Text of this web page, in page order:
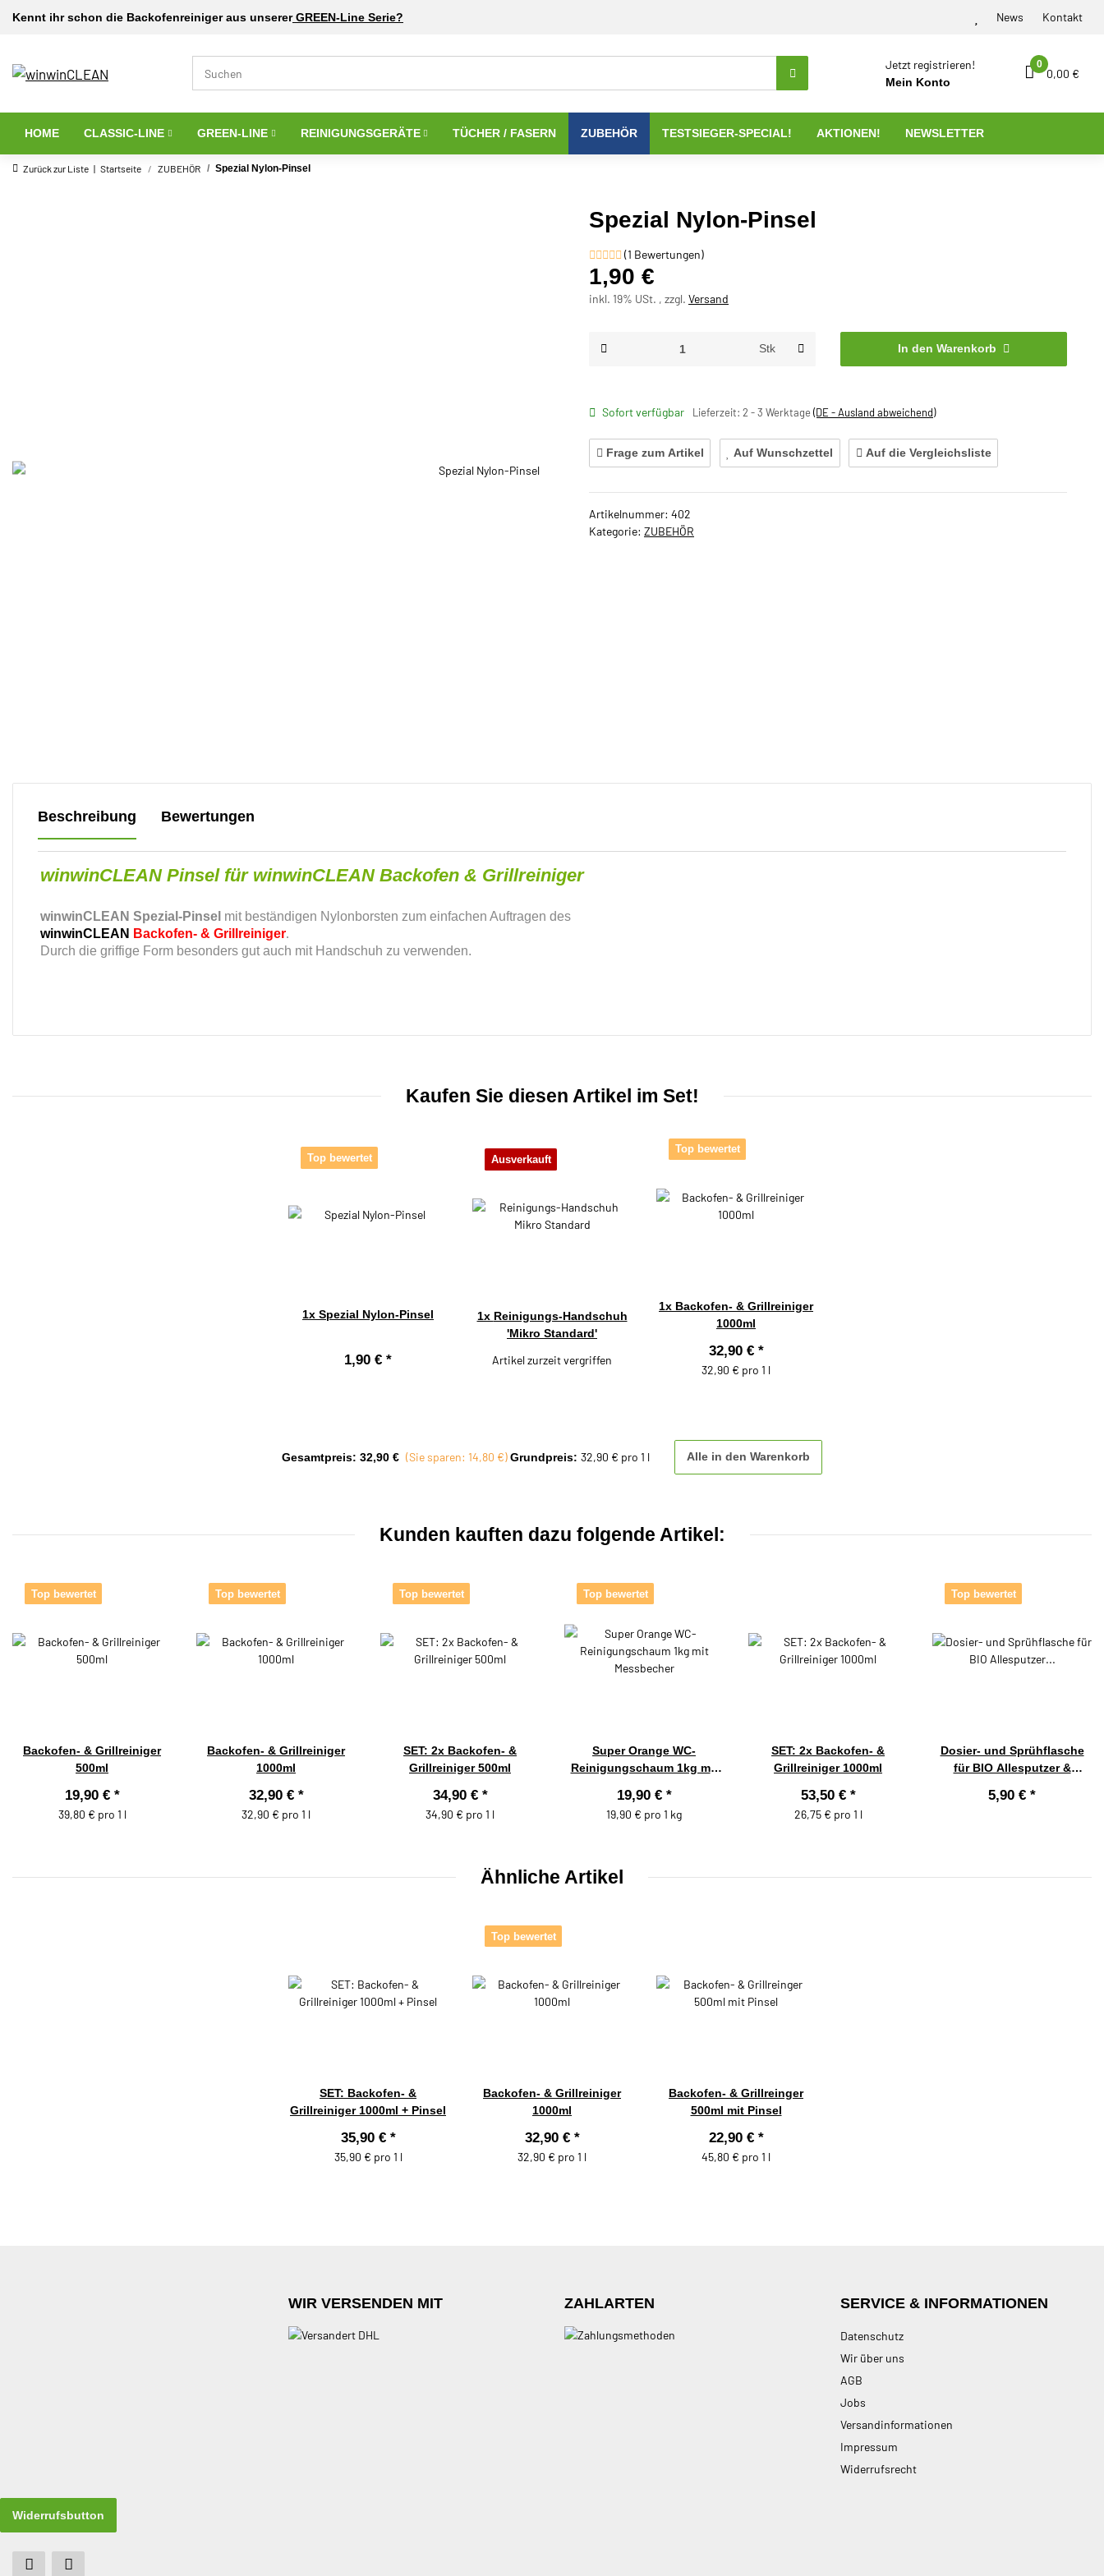
News Kontakt
Kennt ihr schon die Backofenreiniger aus unsererGREEN-Line Serie?
Jetzt registrieren!
Mein Konto
0
0,00 €
CLASSIC-LINE GREEN-LINE REINIGUNGSGERÄTE TÜCHER / FASERN ZUBEHÖR TESTSIEGER-SPECIAL! AKTIONEN!
HOME NEWSLETTER
Zurück zur Liste Startseite ZUBEHÖR Spezial Nylon-Pinsel
Spezial Nylon-Pinsel
(1 Bewertungen)
1,90 €
inkl. 19% USt. , zzgl. Versand
Stk In den Warenkorb
Sofort verfügbar Lieferzeit: 2 - 3 Werktage (DE - Ausland abweichend)
Frage zum Artikel Auf Wunschzettel Auf die Vergleichsliste
Artikelnummer: 402
Kategorie: ZUBEHÖR
Beschreibung Bewertungen
winwinCLEAN Pinsel für winwinCLEAN Backofen & Grillreiniger
winwinCLEAN Spezial-Pinsel mit beständigen Nylonborsten zum einfachen Auftragen des
winwinCLEAN Backofen- & Grillreiniger.
Durch die griffige Form besonders gut auch mit Handschuh zu verwenden.
Kaufen Sie diesen Artikel im Set!
Top bewertet
1x Spezial Nylon-Pinsel
1,90 € *
Ausverkauft
1x Reinigungs-Handschuh
'Mikro Standard'
Artikel zurzeit vergriffen
Top bewertet
1x Backofen- & Grillreiniger
1000ml
32,90 € *
32,90 € pro 1 l
Gesamtpreis:32,90 € (Sie sparen: 14,80 €)Grundpreis: 32,90 € pro 1 l Alle in den Warenkorb
Kunden kauften dazu folgende Artikel:
Top bewertet
Backofen- & Grillreiniger
500ml
19,90 € *
39,80 € pro 1 l
Top bewertet
Backofen- & Grillreiniger
1000ml
32,90 € *
32,90 € pro 1 l
Top bewertet
SET: 2x Backofen- &
Grillreiniger 500ml
34,90 € *
34,90 € pro 1 l
Top bewertet
Super Orange WC-
Reinigungschaum 1kg mit
19,90 € *
19,90 € pro 1 kg
SET: 2x Backofen- &
Grillreiniger 1000ml
53,50 € *
26,75 € pro 1 l
Top bewertet
Dosier- und Sprühflasche
für BIO Allesputzer &
5,90 € *
Ähnliche Artikel
SET: Backofen- &
Grillreiniger 1000ml + Pinsel
35,90 € *
35,90 € pro 1 l
Top bewertet
Backofen- & Grillreiniger
1000ml
32,90 € *
32,90 € pro 1 l
Backofen- & Grillreinger
500ml mit Pinsel
22,90 € *
45,80 € pro 1 l
WIR VERSENDEN MIT ZAHLARTEN SERVICE & INFORMATIONEN
Datenschutz
Wir über uns
AGB
Jobs
Versandinformationen
Impressum
Widerrufsrecht
Widerrufsbutton